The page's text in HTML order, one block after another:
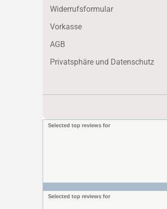
Widerrufsformular
Vorkasse
AGB
Privatsphäre und Datenschutz
Selected top reviews for
Selected top reviews for